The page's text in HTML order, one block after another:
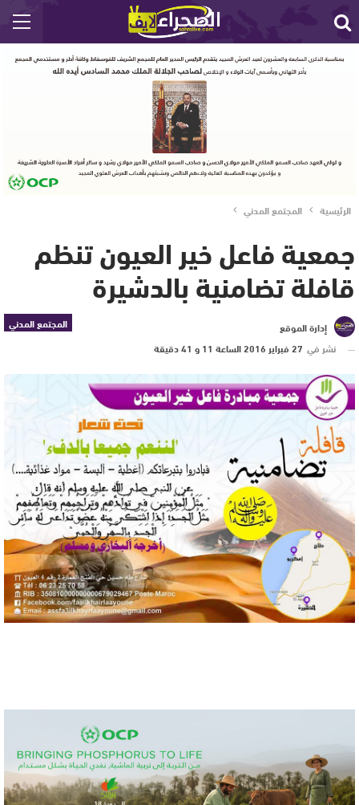
الرئيسية المجتمع المدني
جمعية فاعل خير العيون تنظم
قافلة تضامنية بالدشيرة
المجتمع المدني
إدارة الموقع
نشر في 27 فبراير 2016 الساعة 11 و 41 دقيقة